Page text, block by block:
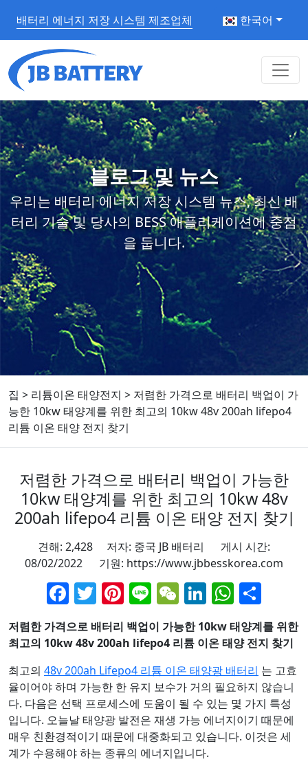
배터리 에너지 저장 시스템 제조업체 한국어
블로그 및 뉴스
우리는 배터리 에너지 저장 시스템 뉴스, 최신 배
터리 기술 및 당사의 BESS 애플리케이션에 중점
을 둡니다.
집 > 리튬이온 태양전지 > 저렴한 가격으로 배터리 백업이 가
능한 10kw 태양계를 위한 최고의 10kw 48v 200ah lifepo4
리튬 이온 태양 전지 찾기
저렴한 가격으로 배터리 백업이 가능한
10kw 태양계를 위한 최고의 10kw 48v
200ah lifepo4 리튬 이온 태양 전지 찾기
견해: 2,428 저자: 중국 JB 배터리 게시 시간:
08/02/2022 기원: https://www.jbbesskorea.com
Facebook
Twitter
Pinterest
LineWeChat
LinkedIn
저렴한 가격으로 배터리 백업이 가능한 10kw 태양계를 위한
최고의 10kw 48v 200ah lifepo4 리튬 이온 태양 전지 찾기
최고의 48v 200ah Lifepo4 리튬 이온 태양광 배터리 는 고효
율이어야 하며 가능한 한 유지 보수가 거의 필요하지 않습니
다. 다음은 선택 프로세스에 도움이 될 수 있는 몇 가지 특성
입니다. 오늘날 태양광 발전은 재생 가능 에너지이기 때문에
매우 친환경적이기 때문에 대중화되고 있습니다. 이것은 세
계가 수용해야 하는 종류의 에너지입니다.